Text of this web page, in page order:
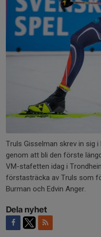
Truls Gisselman skrev in sig
genom att bli den förste
VM-stafetten idag i
förstasträcka av Truls som
Burman och Edvin Anger.
Dela nyhet